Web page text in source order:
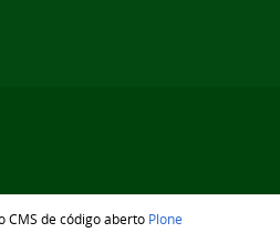
CMS de código aberto Plone